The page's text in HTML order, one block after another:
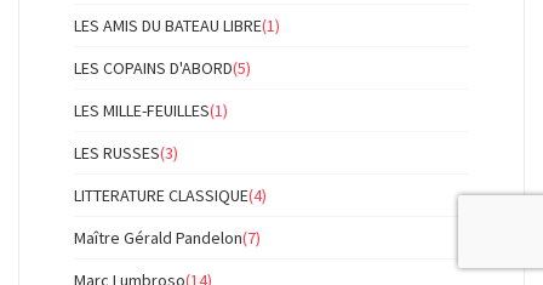
LES AMIS DU BATEAU LIBRE(1)
LES COPAINS D'ABORD(5)
LES MILLE-FEUILLES(1)
LES RUSSES(3)
LITTERATURE CLASSIQUE(4)
Maître Gérald Pandelon(7)
Marc Lumbroso(14)